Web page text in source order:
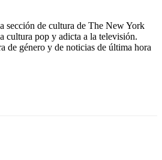
sección de cultura de The New York
cultura pop y adicta a la televisión.
de género y de noticias de última hora